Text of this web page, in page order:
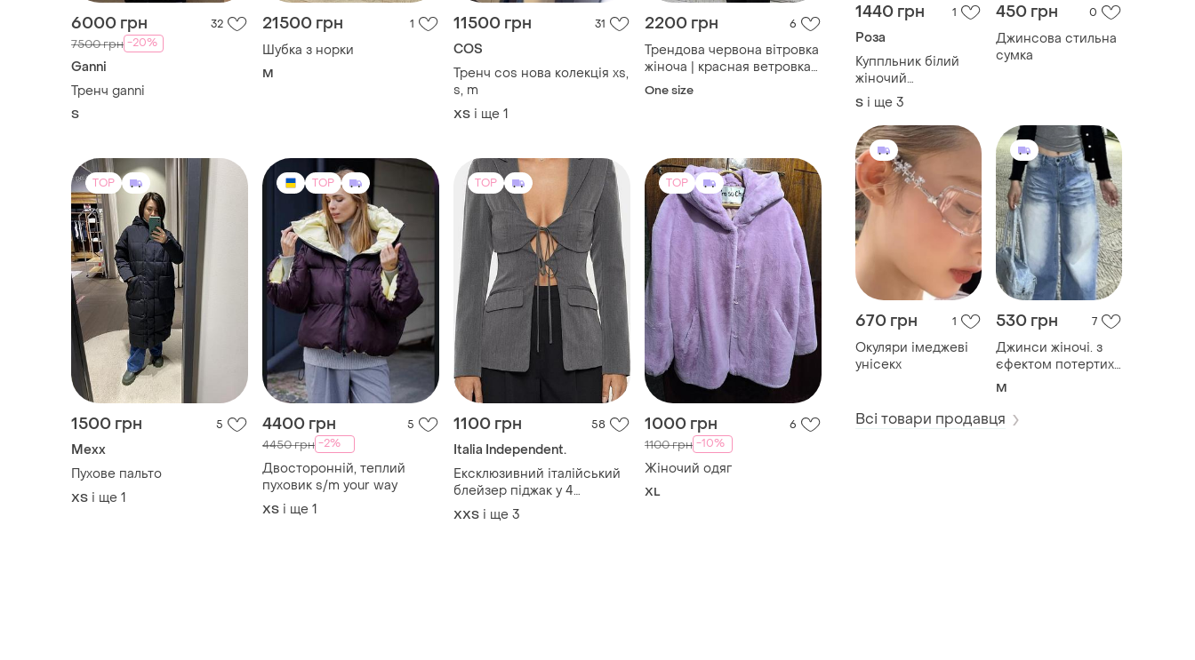
1440 грн 1
Роза
Куппльник білий
жіночий
роздільний
S і ще 3
450 грн 0
Джинсова стильна
сумка
670 грн 1
Окуляри імеджеві
унісекх
530 грн 7
Джинси жіночі. з
єфектом потертих.
розмір по бірці м.
M
Всі товари продавця
6000 грн 32
7500 грн -20%
Ganni
Тренч ganni
S
21500 грн 1
Шубка з норки
M
11500 грн 31
COS
Тренч cos нова колекція xs,
s, m
ХS і ще 1
2200 грн 6
Трендова червона вітровка
жіноча | красная ветровка
из плащевки | вітровка
One size
TOP
1500 грн 5
Mexx
Пухове пальто
ХS і ще 1
TOP
4400 грн 5
4450 грн -2%
Двосторонній, теплий
пуховик s/m your way
ХS і ще 1
TOP
1100 грн 58
Italia Independent.
Ексклюзивний італійський
блейзер піджак у 4
кольорах сірий , рожевий,
чорний , беж
XХS і ще 3
TOP
1000 грн 6
1100 грн -10%
Жіночий одяг
XL